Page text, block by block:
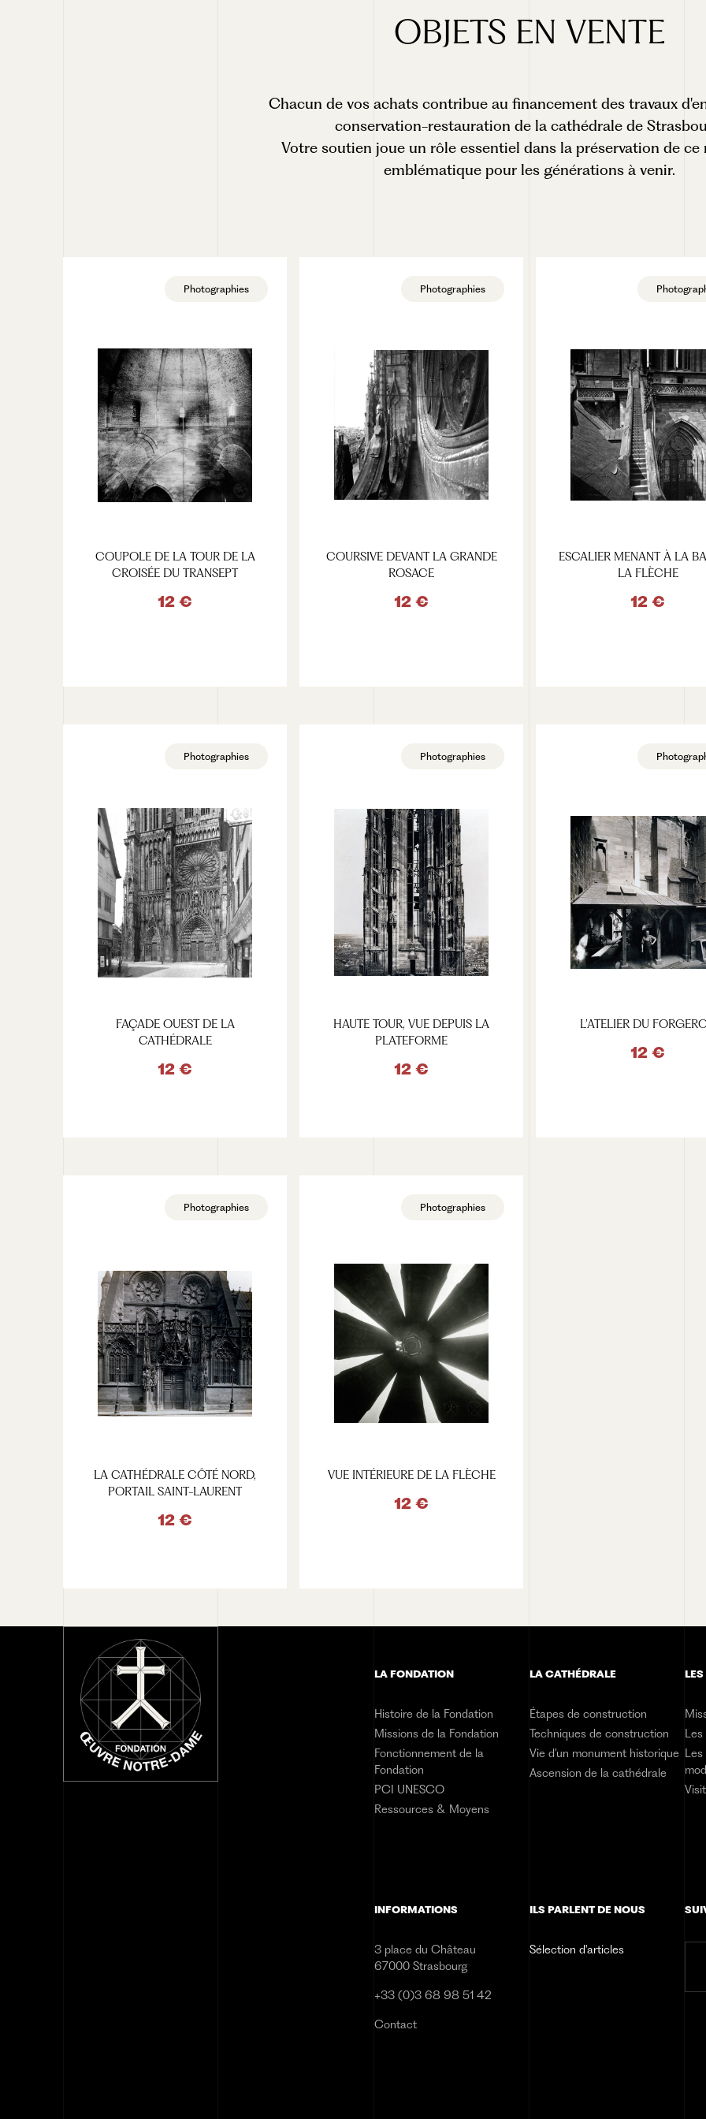
OBJETS EN VENTE
Chacun de vos achats contribue au financement des travaux
conservation-restauration de la cathédrale de
Votre soutien joue un rôle essentiel dans la préservation de
emblématique pour les générations à venir.
Photographies
COUPOLE DE LA TOUR DE LA
CROISÉE DU TRANSEPT
12 €
Photographies
COURSIVE DEVANT LA GRANDE
ROSACE
12 €
ESCALIER MENANT À LA
LA FLÈCHE
12 €
Photographies
FAÇADE OUEST DE LA
CATHÉDRALE
12 €
Photographies
HAUTE TOUR, VUE DEPUIS LA
PLATEFORME
12 €
L’ATELIER DU
12 €
Photographies
LA CATHÉDRALE CÔTÉ NORD,
PORTAIL SAINT-LAURENT
12 €
Photographies
VUE INTÉRIEURE DE LA FLÈCHE
12 €
LA FONDATION
Histoire de la Fondation
Missions de la Fondation
Fonctionnement de la
Fondation
PCI UNESCO
Ressources & Moyens
LA CATHÉDRALE
Étapes de construction
Techniques de construction
Vie d’un monument historique
Ascension de la cathédrale
LES
INFORMATIONS
3 place du Château
67000 Strasbourg
+33 (0)3 68 98 51 42
Contact
ILS PARLENT DE NOUS
Sélection d'articles